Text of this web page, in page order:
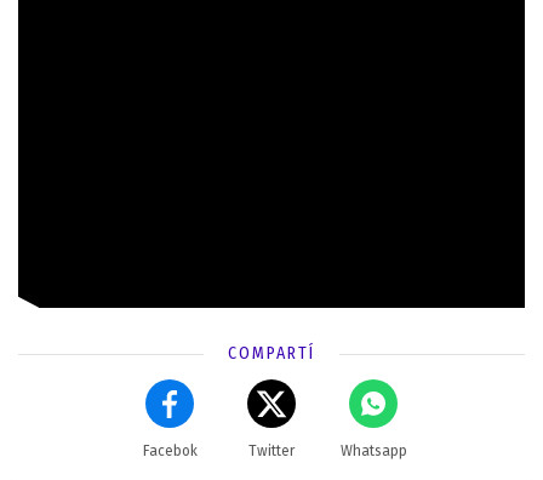
COMPARTÍ
Facebok Twitter Whatsapp